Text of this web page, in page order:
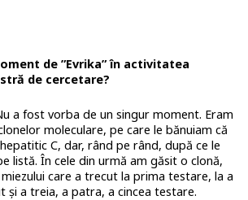
de ”Evrika” în activitatea
de cercetare?
a fost vorba de un singur moment. Eram
moleculare, pe care le bănuiam că
C, dar, rând pe rând, după ce le
listă. În cele din urmă am găsit o clonă,
care a trecut la prima testare, la a
și a treia, a patra, a cincea testare.